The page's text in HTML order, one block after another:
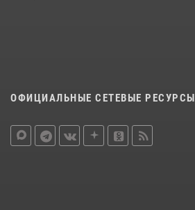
ОФИЦИАЛЬНЫЕ СЕТЕВЫЕ РЕСУРСЫ